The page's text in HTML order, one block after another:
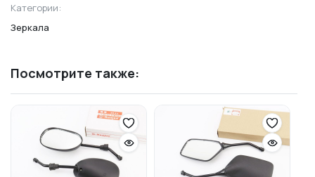
Категории:
Зеркала
Посмотрите также: